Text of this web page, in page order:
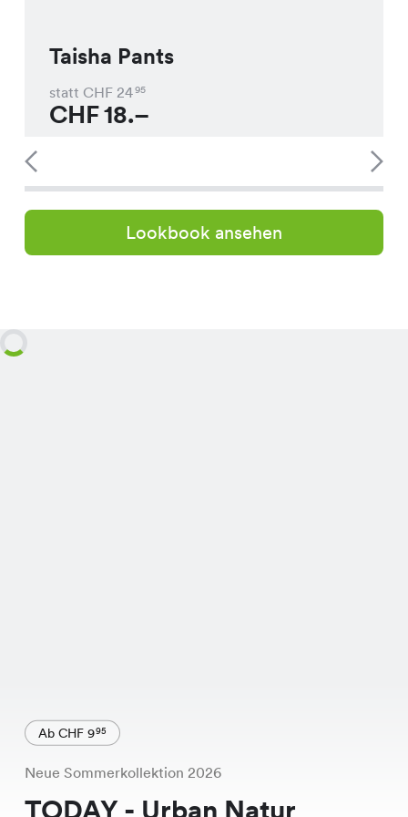
Taisha Pants
statt CHF 2495
CHF18.–
Lookbook ansehen
Ab CHF 995
Neue Sommerkollektion 2026
TODAY - Urban Natur